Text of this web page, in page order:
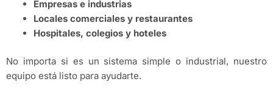
Empresas e industrias
Locales comerciales y restaurantes
Hospitales, colegios y hoteles
No importa si es un sistema simple o industrial, nuestro
equipo está listo para ayudarte.